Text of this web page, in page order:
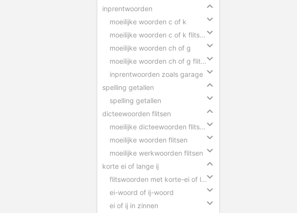
inprentwoorden
moeilijke woorden c of k
moeilijke woorden c of k flitsen
moeilijke woorden ch of g
moeilijke woorden ch of g flitsen
inprentwoorden zoals garage
spelling getallen
spelling getallen
dicteewoorden flitsen
moeilijke dicteewoorden flitsen
moeilijke woorden flitsen
moeilijke werkwoorden flitsen
korte ei of lange ij
flitswoorden met korte-ei of lange-ij
ei-woord of ij-woord
ei of ij in zinnen